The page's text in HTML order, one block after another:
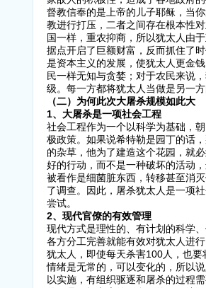
督教信奉的是上帝的儿子耶稣，当
教进行打压，二者之间存在根本性
国一样，重农抑商，所以犹太人由
据点开启了巨额财富，反而抓住了
是资本主义的发展，使犹太人更金
民一样无知与贪婪；对于农民来说
级。每一方都将犹太人当做是另一
（二）为何此次大屠杀规模如此大
1、大屠杀是一项社会工程
社会工程作为一个以科学为基础，
极政策。如果说希特勒是园丁的话
的杂草，他为了建造这个花园，就
好的行动，而不是一种破坏的活动
被看作是细菌脏东西，转移甚至消
了调查。因此，屠杀犹太人是一项
尝试。
2、现代官僚的有效管理
现代方式是理性的、有计划的科学
各方分工完善就能有效对犹太人进
犹太人，即使每天杀害100人，也
情绪是无常的，可以变化的，所以
以实施，有组织驱逐和屠杀的过程